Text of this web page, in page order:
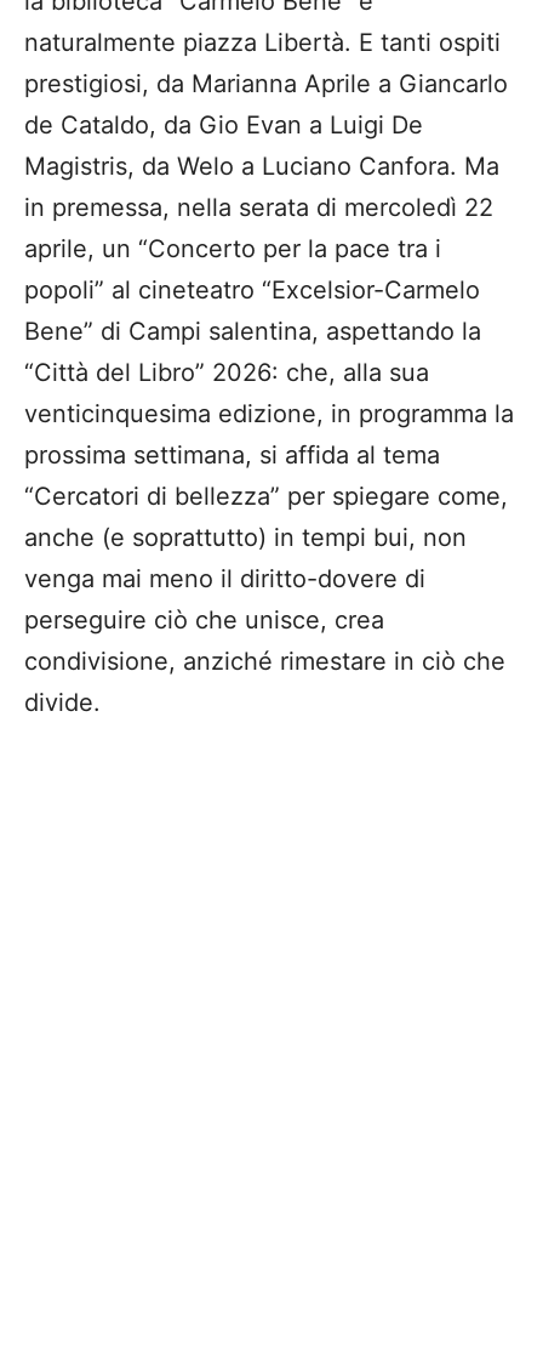
naturalmente piazza Libertà. E tanti ospiti
prestigiosi, da Marianna Aprile a Giancarlo
de Cataldo, da Gio Evan a Luigi De
Magistris, da Welo a Luciano Canfora. Ma
in premessa, nella serata di mercoledì 22
aprile, un “Concerto per la pace tra i
popoli” al cineteatro “Excelsior-Carmelo
Bene” di Campi salentina, aspettando la
“Città del Libro” 2026: che, alla sua
venticinquesima edizione, in programma la
prossima settimana, si affida al tema
“Cercatori di bellezza” per spiegare come,
anche (e soprattutto) in tempi bui, non
venga mai meno il diritto-dovere di
perseguire ciò che unisce, crea
condivisione, anziché rimestare in ciò che
divide.